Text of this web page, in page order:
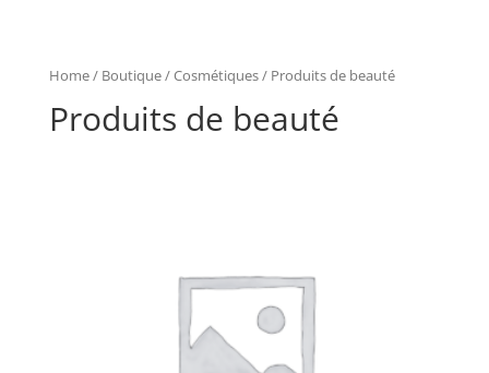
Home/ Boutique/Cosmétiques/ Produits de beauté
Produits de beauté